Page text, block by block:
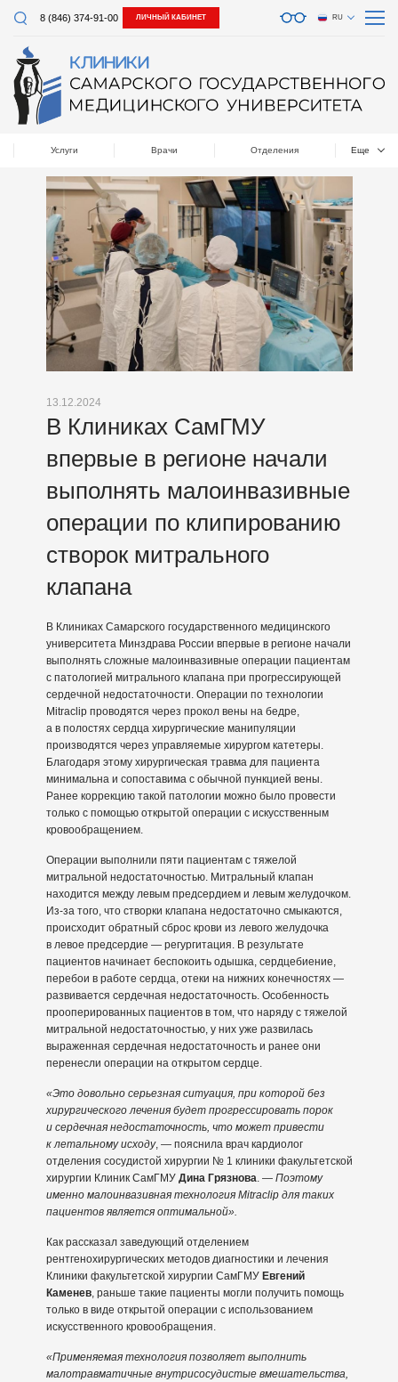
8 (846) 374-91-00 ЛИЧНЫЙ КАБИНЕТ RU
Услуги Врачи Отделения Еще
13.12.2024
В Клиниках СамГМУ
впервые в регионе начали
выполнять малоинвазивные
операции по клипированию
створок митрального
клапана
В Клиниках Самарского государственного медицинского
университета Минздрава России впервые в регионе начали
выполнять сложные малоинвазивные операции пациентам
с патологией митрального клапана при прогрессирующей
сердечной недостаточности. Операции по технологии
Mitraclip проводятся через прокол вены на бедре,
а в полостях сердца хирургические манипуляции
производятся через управляемые хирургом катетеры.
Благодаря этому хирургическая травма для пациента
минимальна и сопоставима с обычной пункцией вены.
Ранее коррекцию такой патологии можно было провести
только с помощью открытой операции с искусственным
кровообращением.
Операции выполнили пяти пациентам с тяжелой
митральной недостаточностью. Митральный клапан
находится между левым предсердием и левым желудочком.
Из-за того, что створки клапана недостаточно смыкаются,
происходит обратный сброс крови из левого желудочка
в левое предсердие — регургитация. В результате
пациентов начинает беспокоить одышка, сердцебиение,
перебои в работе сердца, отеки на нижних конечностях —
развивается сердечная недостаточность. Особенность
прооперированных пациентов в том, что наряду с тяжелой
митральной недостаточностью, у них уже развилась
выраженная сердечная недостаточность и ранее они
перенесли операции на открытом сердце.
«Это довольно серьезная ситуация, при которой без
хирургического лечения будет прогрессировать порок
и сердечная недостаточность, что может привести
к летальному исходу, — пояснила врач кардиолог
отделения сосудистой хирургии № 1 клиники факультетской
хирургии Клиник СамГМУ Дина Грязнова. — Поэтому
именно малоинвазивная технология Mitraclip для таких
пациентов является оптимальной».
Как рассказал заведующий отделением
рентгенохирургических методов диагностики и лечения
Клиники факультетской хирургии СамГМУЕвгений
Каменев, раньше такие пациенты могли получить помощь
только в виде открытой операции с использованием
искусственного кровообращения.
«Применяемая технология позволяет выполнить
малотравматичные внутрисосудистые вмешательства,